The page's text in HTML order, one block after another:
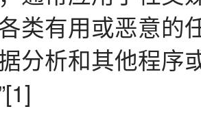
类有用或恶意的
分析和其他程序